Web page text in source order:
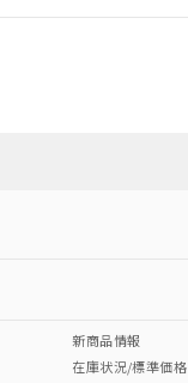
新商品情報
在庫状況/標準価格